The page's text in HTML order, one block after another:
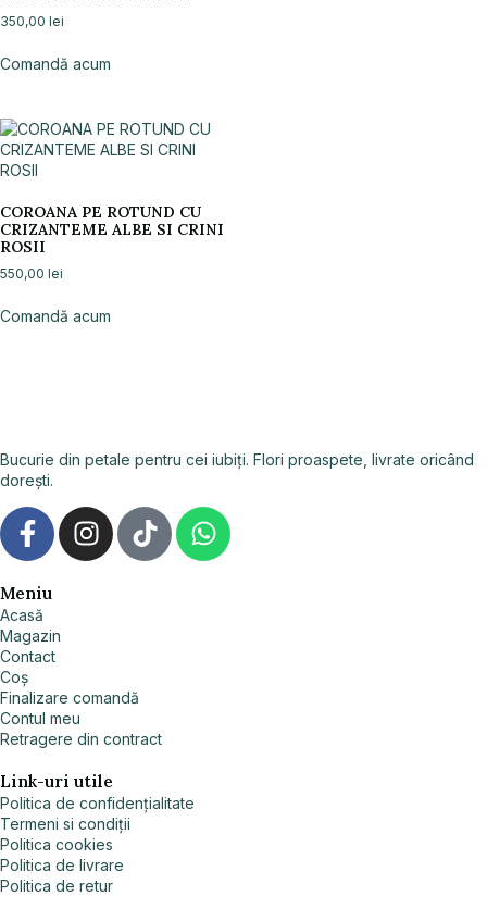
350,00 lei
Comandă acum
COROANA PE ROTUND CU
CRIZANTEME ALBE SI CRINI
ROSII
550,00 lei
Comandă acum
Bucurie din petale pentru cei iubiți. Flori proaspete, livrate oricând
dorești.
Meniu
Acasă
Magazin
Contact
Coș
Finalizare comandă
Contul meu
Retragere din contract
Link-uri utile
Politica de confidențialitate
Termeni si condiții
Politica cookies
Politica de livrare
Politica de retur